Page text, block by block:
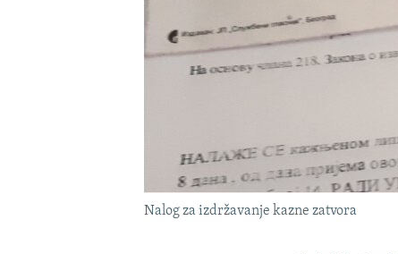
NASTANAK I RASPAD JUGOSLAVIJE
Nalog za izdržavanje kazne zatvora